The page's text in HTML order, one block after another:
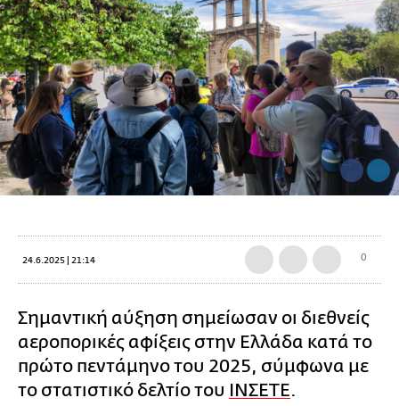
24.6.2025 | 21:14 0
Σημαντική αύξηση σημείωσαν οι διεθνείς
αεροπορικές αφίξεις στην Ελλάδα κατά το
πρώτο πεντάμηνο του 2025, σύμφωνα με
το στατιστικό δελτίο του ΙΝΣΕΤΕ.